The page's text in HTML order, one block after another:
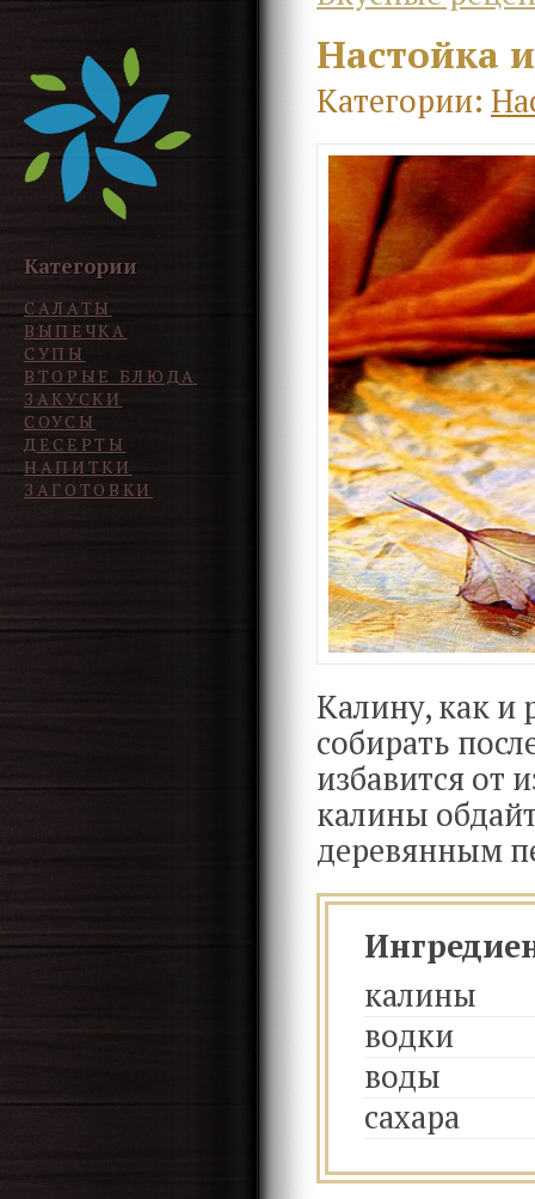
Категории
САЛАТЫ
ВЫПЕЧКА
СУПЫ
ВТОРЫЕ БЛЮДА
ЗАКУСКИ
СОУСЫ
ДЕСЕРТЫ
НАПИТКИ
ЗАГОТОВКИ
Настойка
Категории:
Калину, как и
собирать
избавится от
калины
деревянным
калины
водки
воды
сахара